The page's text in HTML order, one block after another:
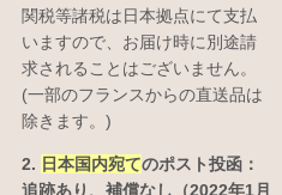
関税等諸税は日本拠点にて支払
いますので、お届け時に別途請
求されることはございません。
(一部のフランスからの直送品は
除きます。)
2. 日本国内宛てのポスト投函：
追跡あり、補償なし（2022年1月